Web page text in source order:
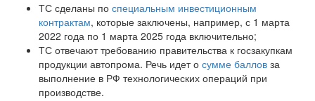
ТС сделаны по специальным инвестиционным
контрактам, которые заключены, например, с 1 марта
2022 года по 1 марта 2025 года включительно;
ТС отвечают требованию правительства к госзакупкам
продукции автопрома. Речь идет о сумме баллов за
выполнение в РФ технологических операций при
производстве.